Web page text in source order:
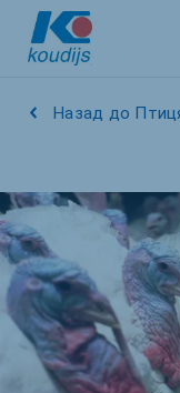
Назад до